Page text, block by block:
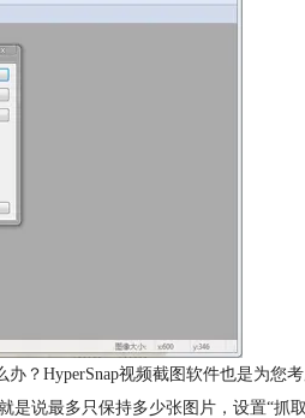
办？HyperSnap视频截图软件也是为您
是说最多只保持多少张图片，设置“